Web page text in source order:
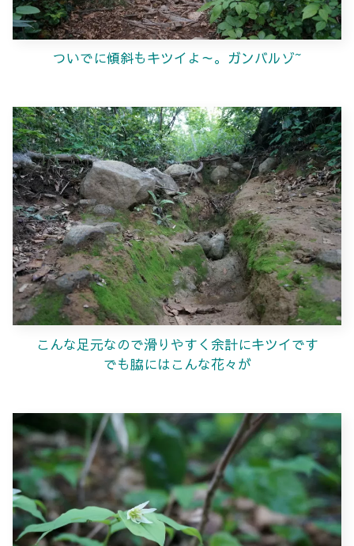
ついでに傾斜もキツイよ～。ガンバルゾ~
こんな足元なので滑りやすく余計にキツイです
でも脇にはこんな花々が